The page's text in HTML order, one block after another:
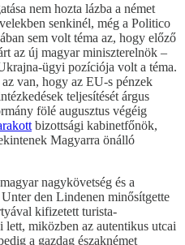
nem hozta lázba a német
senkinél, még a Politico
sem volt téma az, hogy előző
az új magyar miniszterelnök –
ügyi pozíciója volt a téma.
van, hogy az EU-s pénzek
teljesítését árgus
fölé augusztus végéig
bizottsági kabinetfőnök,
Magyarra önálló
nagykövetség és a
den Lindenen minősítgette
kifizetett turista-
miközben az autentikus utcai
a gazdag északnémet